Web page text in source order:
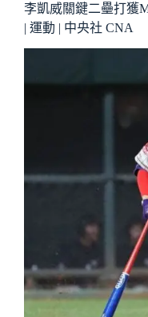
李凱威關鍵二壘打獲
| 運動 | 中央社 CNA